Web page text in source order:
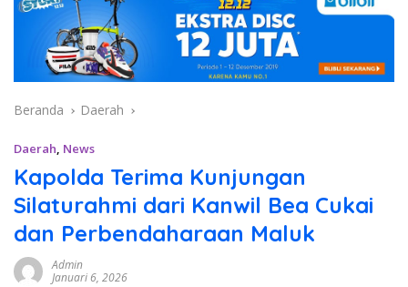
Beranda Daerah
Daerah, News
Kapolda Terima Kunjungan
Silaturahmi dari Kanwil Bea Cukai
dan Perbendaharaan Maluk
Admin
Januari 6, 2026